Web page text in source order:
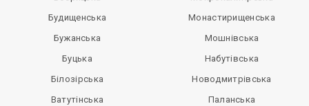
Будищенська
Бужанська
Буцька
Білозірська
Ватутінська
Монастирищенська
Мошнівська
Набутівська
Новодмитрівська
Паланська